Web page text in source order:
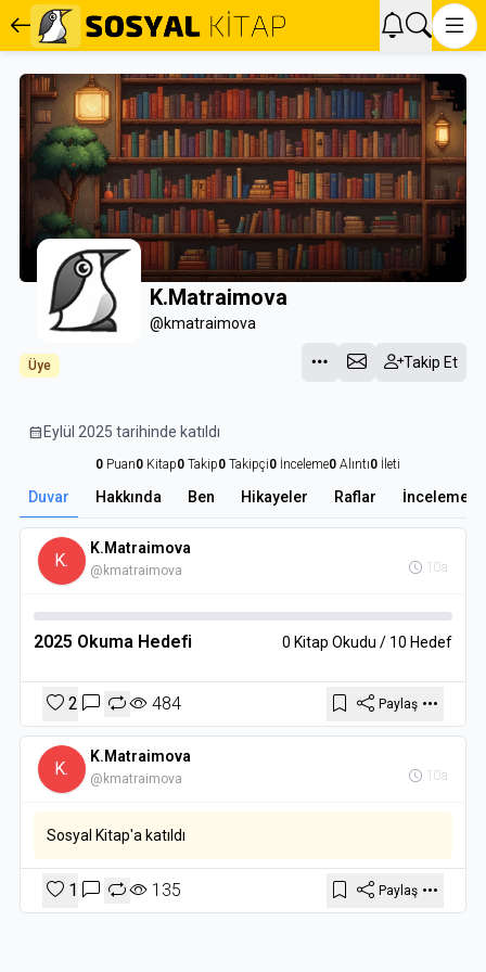
K.Matraimova
@kmatraimova
Takip Et
Üye
calendar_month Eylül 2025 tarihinde katıldı
0Puan0Kitap0Takip0Takipçi0İnceleme0Alıntı0İleti
Duvar Hakkında Ben Hikayeler Raflar
K.
K.Matraimova
@kmatraimova 10a
2025 Okuma Hedefi 0 Kitap Okudu / 10 Hedef
2 484 Paylaş
K.
K.Matraimova
@kmatraimova 10a
Sosyal Kitap'a katıldı
1 135 Paylaş